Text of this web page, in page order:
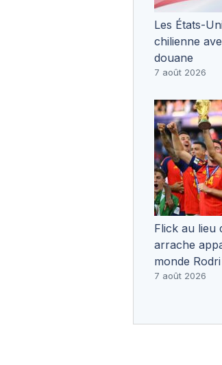
Les États-
chilienne
douane
7 août 2026
Flick au lieu
arrache
monde
7 août 2026